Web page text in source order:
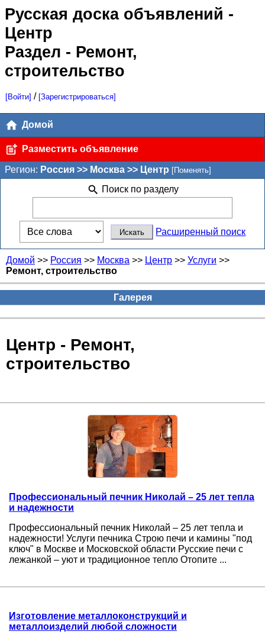
Русская доска объявлений -
Центр
Раздел - Ремонт,
строительство
[Войти] / [Зарегистрироваться]
Домой
Разместить объявление
Регион: Россия >> Москва >> Центр [Поменять]
Поиск по разделу
Расширенный поиск
Домой >> Россия >> Москва >> Центр >> Услуги >>
Ремонт, строительство
Галерея
Центр - Ремонт,
строительство
Профессиональный печник Николай – 25 лет тепла
и надежности
Профессиональный печник Николай – 25 лет тепла и
надежности! Услуги печника Строю печи и камины "под
ключ" в Москве и Московской области Русские печи с
лежанкой – уют и традиционное тепло Отопите ...
Изготовление металлоконструкций и
металлоизделий любой сложности